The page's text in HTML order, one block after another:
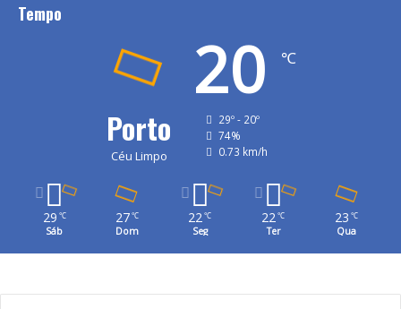
Tempo
Porto
Céu Limpo
20 ℃
29º - 20º
74%
0.73 km/h
29 ℃
Sáb
27 ℃
Dom
22℃
Seg
22℃
Ter
23 ℃
Qua